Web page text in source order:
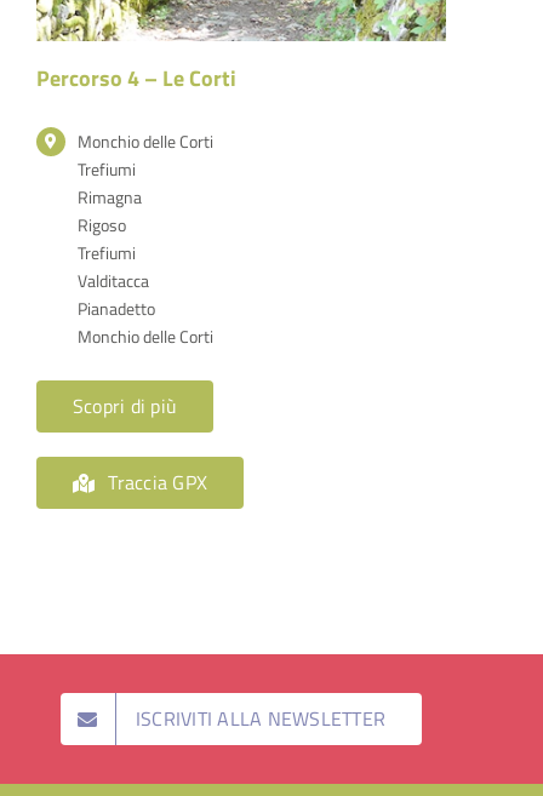
Percorso 4 – Le Corti
Monchio delle Corti
Trefiumi
Rimagna
Rigoso
Trefiumi
Valditacca
Pianadetto
Monchio delle Corti
Scopri di più
Traccia GPX
ISCRIVITI ALLA NEWSLETTER